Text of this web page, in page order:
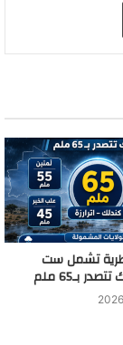
تشمل ست
بـ65 ملم